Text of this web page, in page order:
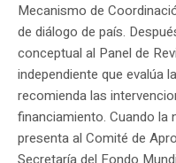
Mecanismo de
de diálogo de país.
conceptual al Panel de
independiente que evalúa
recomienda las
financiamiento. Cuando la
presenta al Comité de